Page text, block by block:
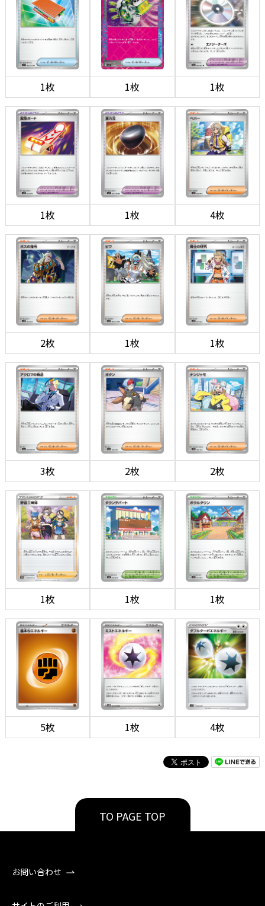
1枚 1枚 1枚
1枚 1枚 4枚
2枚 1枚 1枚
3枚 2枚 2枚
1枚 1枚 1枚
5枚 1枚 4枚
TO PAGE TOP
お問い合わせ